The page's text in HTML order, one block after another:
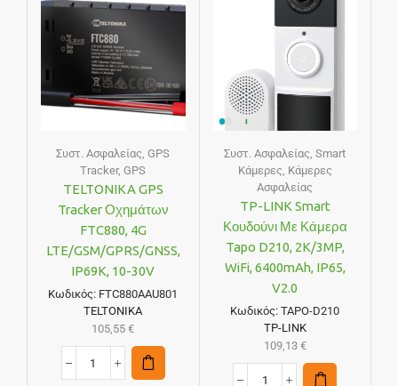
Συστ. Ασφαλείας ,GPS
Tracker,GPS
TELTONIKA GPS
Tracker Οχημάτων
FTC880, 4G
LTE/GSM/GPRS/GNSS,
IP69K, 10-30V
Κωδικός: FTC880AAU801
TELTONIKA
105,55€
Συστ. Ασφαλείας ,Smart
Κάμερες, Κάμερες
Ασφαλείας
TP-LINK Smart
Κουδούνι Με Κάμερα
Tapo D210, 2K/3MP,
WiFi, 6400mAh, IP65,
V2.0
Κωδικός:TAPO-D210
TP-LINK
109,13 €